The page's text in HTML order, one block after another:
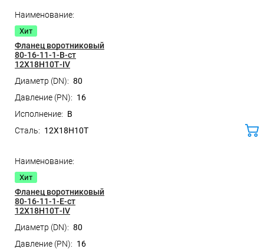
Хит
Фланец воротниковый
80-16-11-1-B-ст
12Х18Н10Т-IV
80
16
B
12Х18Н10Т
Хит
Фланец воротниковый
80-16-11-1-E-ст
12Х18Н10Т-IV
80
16